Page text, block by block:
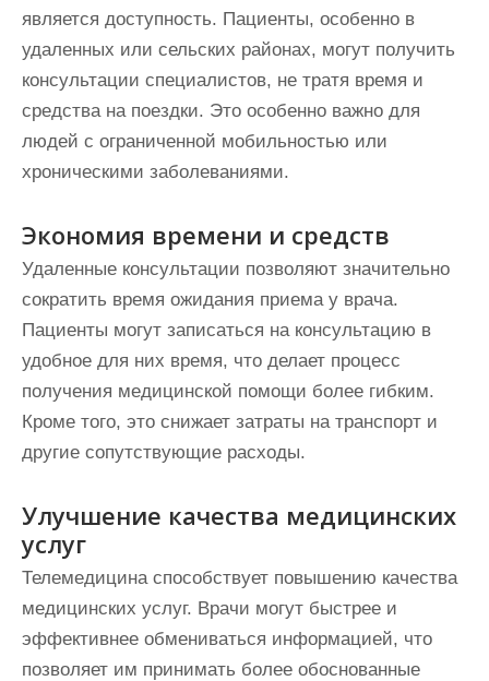
является доступность. Пациенты, особенно в
удаленных или сельских районах, могут получить
консультации специалистов, не тратя время и
средства на поездки. Это особенно важно для
людей с ограниченной мобильностью или
хроническими заболеваниями.
Экономия времени и средств
Удаленные консультации позволяют значительно
сократить время ожидания приема у врача.
Пациенты могут записаться на консультацию в
удобное для них время, что делает процесс
получения медицинской помощи более гибким.
Кроме того, это снижает затраты на транспорт и
другие сопутствующие расходы.
Улучшение качества медицинских
услуг
Телемедицина способствует повышению качества
медицинских услуг. Врачи могут быстрее и
эффективнее обмениваться информацией, что
позволяет им принимать более обоснованные